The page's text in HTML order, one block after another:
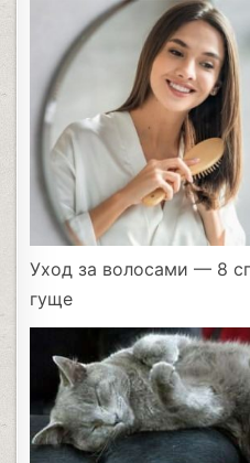
Уход за волосами — 8
гуще